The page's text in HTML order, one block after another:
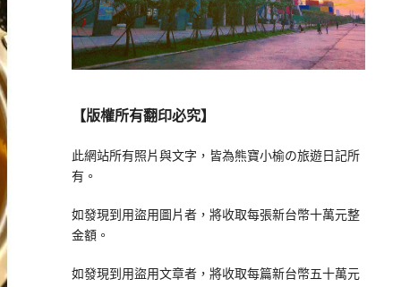
【版權所有翻印必究】
此網站所有照片與文字，皆為熊寶小榆の旅遊日記所
有。
如發現到用盜用圖片者，將收取每張新台幣十萬元整
金額。
如發現到用盜用文章者，將收取每篇新台幣五十萬元